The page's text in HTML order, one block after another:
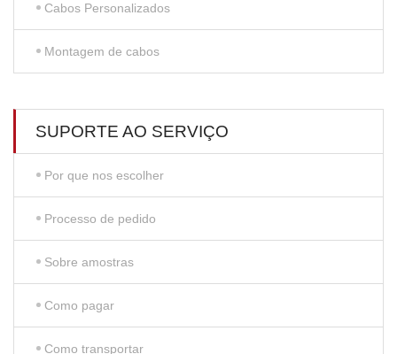
Cabos Personalizados
Montagem de cabos
SUPORTE AO SERVIÇO
Por que nos escolher
Processo de pedido
Sobre amostras
Como pagar
Como transportar